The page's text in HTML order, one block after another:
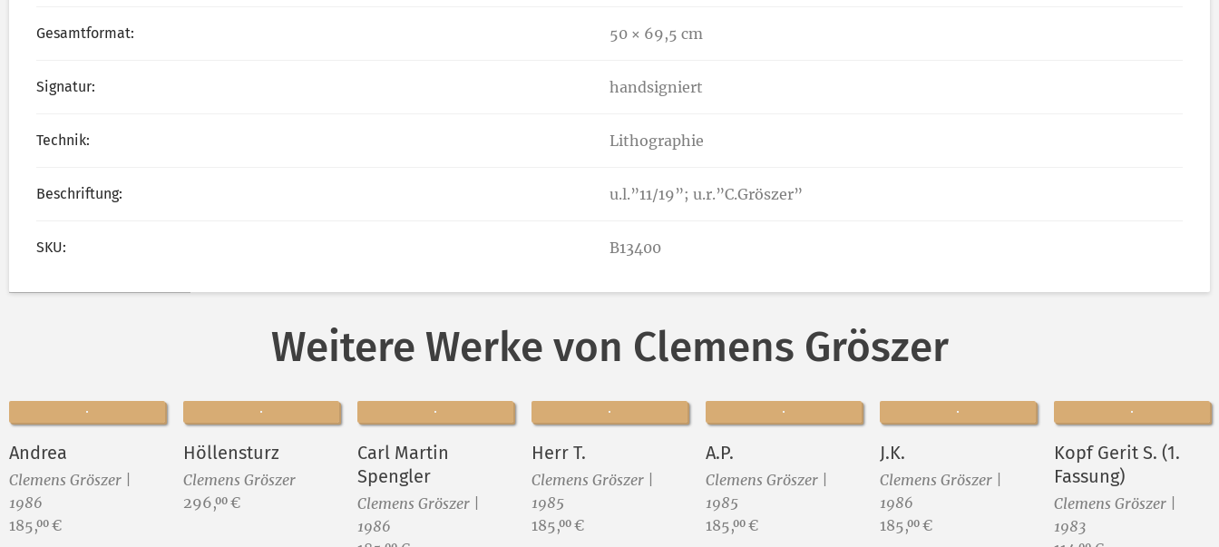
Gesamtformat: 50 × 69,5 cm
Signatur: handsigniert
Technik: Lithographie
Beschriftung: u.l.”11/19”; u.r.”C.Gröszer”
SKU: B13400
Weitere Werke von Clemens Gröszer
Andrea
Clemens Gröszer |
1986
Preis:
185,00 €
Höllensturz
Clemens Gröszer
Preis:
296,00 €
Carl Martin
Spengler
Clemens Gröszer |
1986
Herr T.
Clemens Gröszer |
1985
Preis:
185,00 €
A.P.
Clemens Gröszer |
1985
Preis:
185,00 €
J.K.
Clemens Gröszer |
1986
Preis:
185,00 €
Kopf Gerit S. (1.
Fassung)
Clemens Gröszer |
1983